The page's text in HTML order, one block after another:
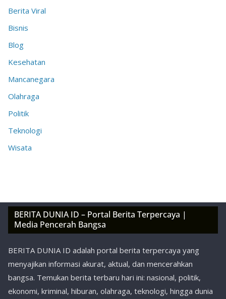
Berita Viral
Bisnis
Blog
Kesehatan
Mancanegara
Olahraga
Politik
Teknologi
Wisata
BERITA DUNIA ID – Portal Berita Terpercaya |
Media Pencerah Bangsa
BERITA DUNIA ID adalah portal berita terpercaya yang
menyajikan informasi akurat, aktual, dan mencerahkan
bangsa. Temukan berita terbaru hari ini: nasional, politik,
ekonomi, kriminal, hiburan, olahraga, teknologi, hingga dunia